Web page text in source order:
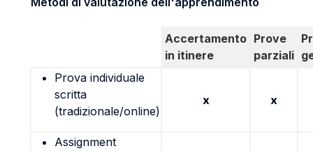
Accertamento
in itinere
Prove
parziali
Prova individuale
scritta
(tradizionale/online)
x x
Assignment